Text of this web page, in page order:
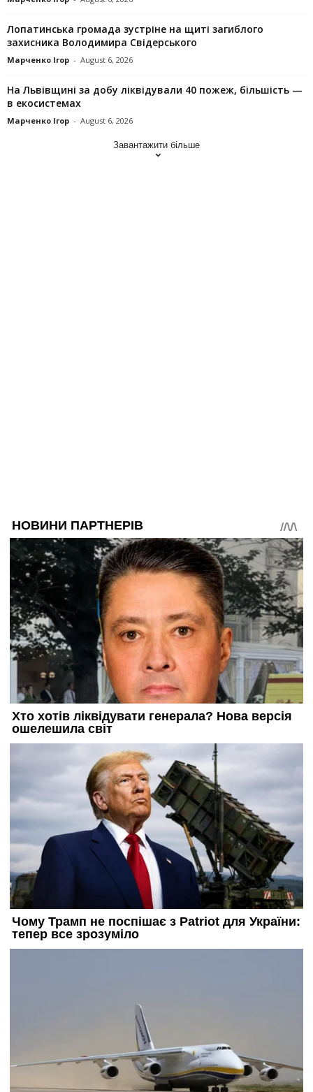
Лопатинська громада зустріне на щиті загиблого
захисника Володимира Свідерського
Марченко Ігор - August 6, 2026
На Львівщині за добу ліквідували 40 пожеж, більшість —
в екосистемах
Марченко Ігор - August 6, 2026
Завантажити більше